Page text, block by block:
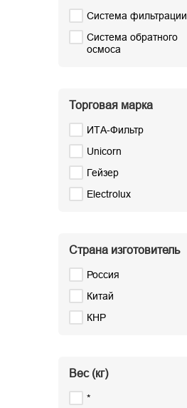
Система фильтрации
Система обратного
осмоса
Торговая марка
ИТА-Фильтр
Unicorn
Гейзер
Electrolux
Страна изготовитель
Россия
Китай
КНР
Вес (кг)
*